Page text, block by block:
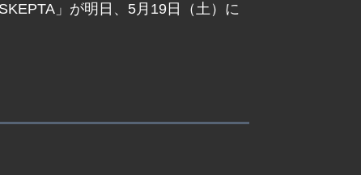
」が明日、5月19日（土）に